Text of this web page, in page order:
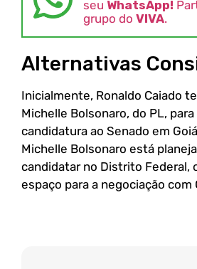
seu WhatsApp!
grupo do VIVA.
Alternativas
Inicialmente, Ronaldo Caiado
Michelle Bolsonaro, do PL, para
candidatura ao Senado em
Michelle Bolsonaro está
candidatar no Distrito Federal,
espaço para a negociação